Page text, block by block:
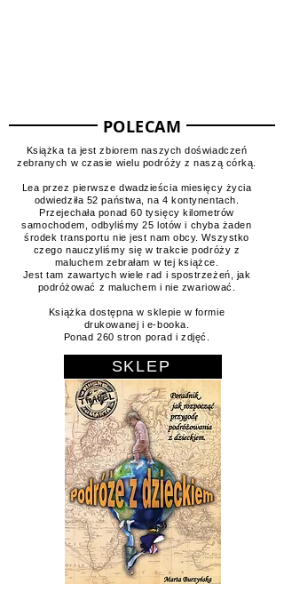
Mapa odwiedzonych miejsc
POLECAM
Książka ta jest zbiorem naszych doświadczeń
zebranych w czasie wielu podróży z naszą córką.
Lea przez pierwsze dwadzieścia miesięcy życia
odwiedziła 52 państwa, na 4 kontynentach.
Przejechała ponad 60 tysięcy kilometrów
samochodem, odbyliśmy 25 lotów i chyba żaden
środek transportu nie jest nam obcy. Wszystko
czego nauczyliśmy się w trakcie podróży z
maluchem zebrałam w tej książce.
Jest tam zawartych wiele rad i spostrzeżeń, jak
podróżować z maluchem i nie zwariować.
Książka dostępna w sklepie w formie
drukowanej i e-booka.
Ponad 260 stron porad i zdjęć.
SKLEP